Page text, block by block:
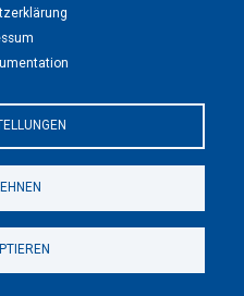
die Ihnen bei der Erstellung
Dekorationen und Installationen
bieten
an?